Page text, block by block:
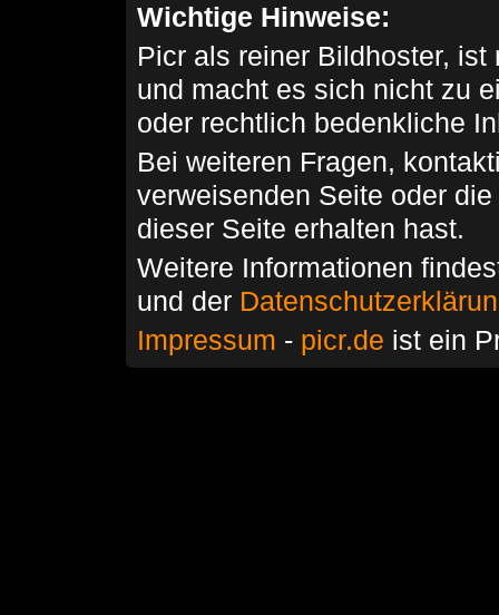
Wichtige Hinweise:
Picr als reiner Bildhoster,
und macht es sich nicht zu
oder rechtlich bedenkliche
Bei weiteren Fragen,
verweisenden Seite oder
dieser Seite erhalten hast.
Weitere Informationen
und der
Impressum - picr.de ist ein